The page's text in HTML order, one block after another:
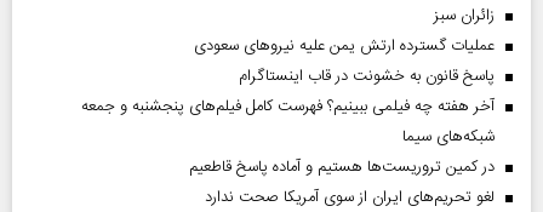
‌زائران سبز
عملیات گسترده ارتش یمن علیه نیروهای سعودی
پاسخ قانون به خشونت در قاب اینستاگرام
آخر هفته چه فیلمی ببینیم؟ فهرست کامل فیلم‌های پنجشنبه و جمعه
شبکه‌های سیما
در کمین تروریست‌ها هستیم و آماده پاسخ قاطعیم
لغو تحریم‌های ایران از سوی آمریکا صحت ندارد